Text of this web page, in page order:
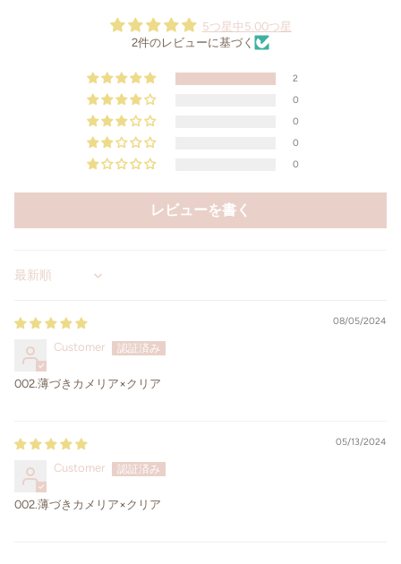
5つ星中5.00つ星
2件のレビューに基づく
2
0
0
0
0
レビューを書く
Sort by
08/05/2024
Customer
002.薄づきカメリア×クリア
05/13/2024
Customer
002.薄づきカメリア×クリア